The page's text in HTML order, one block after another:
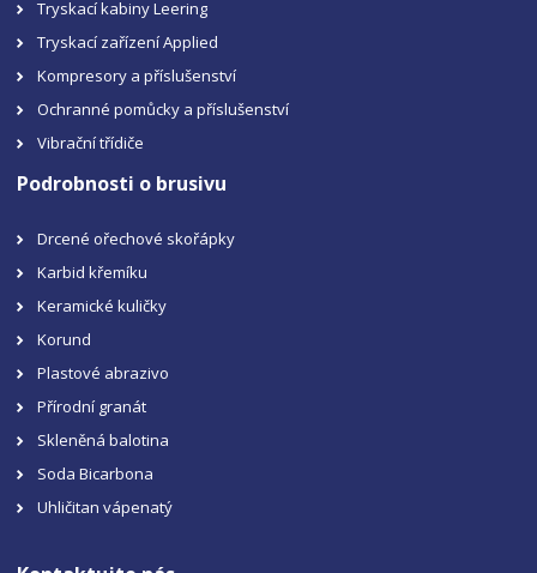
Tryskací kabiny Leering
Tryskací zařízení Applied
Kompresory a příslušenství
Ochranné pomůcky a příslušenství
Vibrační třídiče
Podrobnosti o brusivu
Drcené ořechové skořápky
Karbid křemíku
Keramické kuličky
Korund
Plastové abrazivo
Přírodní granát
Skleněná balotina
Soda Bicarbona
Uhličitan vápenatý